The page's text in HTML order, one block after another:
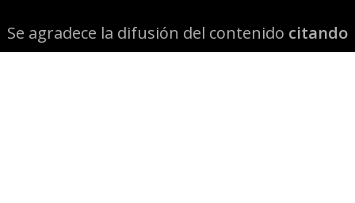
Se agradece la difusión del contenido citando
la fuente www.mapuexpress.org